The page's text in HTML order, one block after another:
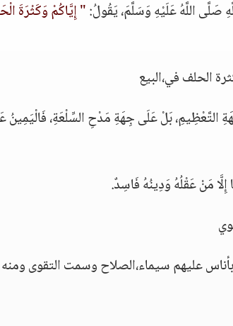
صَلَّى اللَّهُ عَلَيْهِ وَسَلَّمَ، يَقُولُ:" إِيَّاكُمْ وَكَثْرَةَ
الحلف في،البيع
التَّعْظِيمِ، بَلْ عَلَى جِهَةِ مَدْحِ السِّلْعَةِ، فَالْيَمِينُ
إِلَّا مَنْ عَقْلُهُ وَدِينُهُ فَاسِدٌ.
عليهم سيماء،الصلاح وسمت التقوى ومنه